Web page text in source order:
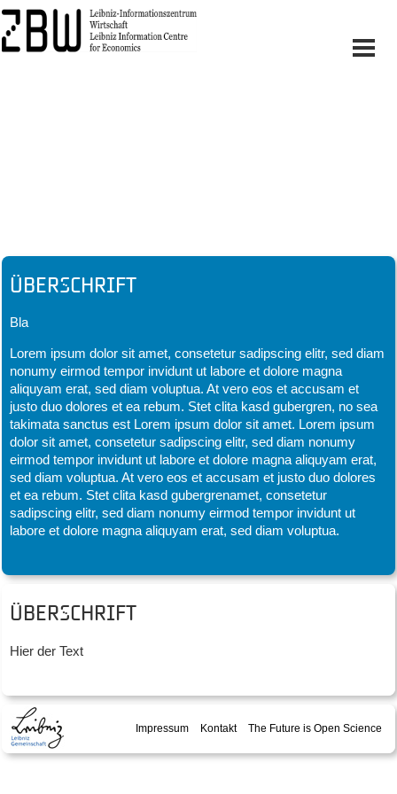
Überschrift
Bla
Lorem ipsum dolor sit amet, consetetur sadipscing elitr, sed diam
nonumy eirmod tempor invidunt ut labore et dolore magna
aliquyam erat, sed diam voluptua. At vero eos et accusam et
justo duo dolores et ea rebum. Stet clita kasd gubergren, no sea
takimata sanctus est Lorem ipsum dolor sit amet. Lorem ipsum
dolor sit amet, consetetur sadipscing elitr, sed diam nonumy
eirmod tempor invidunt ut labore et dolore magna aliquyam erat,
sed diam voluptua. At vero eos et accusam et justo duo dolores
et ea rebum. Stet clita kasd gubergrenamet, consetetur
sadipscing elitr, sed diam nonumy eirmod tempor invidunt ut
labore et dolore magna aliquyam erat, sed diam voluptua.
Überschrift
Hier der Text
Impressum Kontakt The Future is Open Science